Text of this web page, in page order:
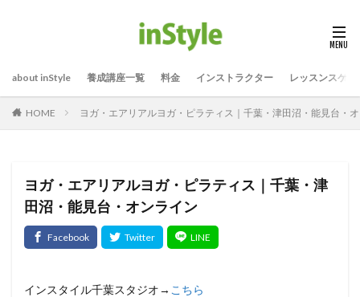
about inStyle 養成講座一覧 料金 インストラクター レッスンスケジ
HOME ヨガ・エアリアルヨガ・ピラティス｜千葉・津田沼・能見台・
ヨガ・エアリアルヨガ・ピラティス｜千葉・津
田沼・能見台・オンライン
インスタイル千葉スタジオ→ こちら